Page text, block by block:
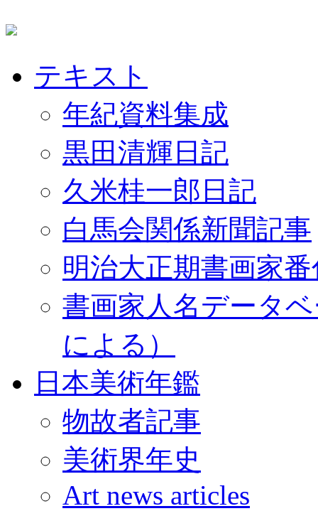
テキスト
年紀資料集成
黒田清輝日記
久米桂一郎日記
白馬会関係新聞記事
明治大正期書画家
書画家人名データ
による）
日本美術年鑑
物故者記事
美術界年史
Art news articles